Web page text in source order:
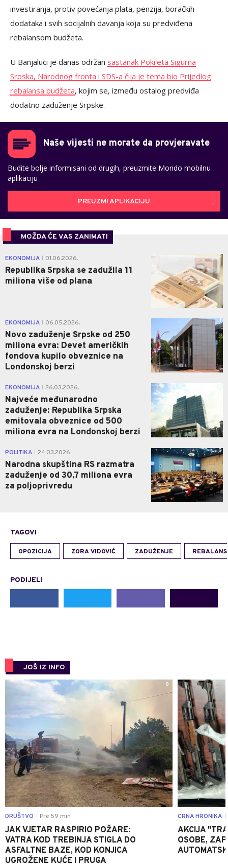
investiranja, protiv povećanja plata, penzija, boračkih
dodataka i svih socijalnih davanja koja su predviđena
rebalansom budžeta.
U Banjaluci je danas održan sastanak Pokreta Sigurna
Srpska, Narodnog fronta i SDS-a čija je tema bio Prijedlog
rebalansa budžeta, kojim se, između ostalog predviđa
dodatno zaduženje Srpske.
Naše vijesti ne morate da provjeravate
Budite bolje informisani od drugih, preuzmite Mondo mobilnu
aplikaciju
PREUZMI APLIKACIJU
MOŽDA ĆE VAS ZANIMATI
EKONOMIJA 01.06.2026.
Republika Srpska se zadužila 11
miliona više od plana
0
EKONOMIJA 06.05.2026.
Novo zaduženje Srpske od 250
miliona evra: Devet američkih
fondova kupilo obveznice na
Londonskoj berzi
1
EKONOMIJA 26.03.2026.
Najveće međunarodno
zaduženje: Republika Srpska
emitovala obveznice od 500
miliona evra na Londonskoj berzi
POLITIKA 24.03.2026.
Narodna skupština RS razmatra
zaduženje od 30,7 miliona evra
za poljoprivredu
0
TAGOVI
OPOZICIJA ZORA VIDOVIĆ ZADUŽENJE
PODIJELI
JOŠ IZ INFO
0
DRUŠTVO Pre 59 min
JAK VJETAR RASPIRIO POŽARE:
VATRA KOD TREBINJA STIGLA DO
ASFALTNE BAZE, KOD KONJICA
UGROŽENE KUĆE I PRUGA
CRNA HRONIKA
AKCIJA
OSOBE,